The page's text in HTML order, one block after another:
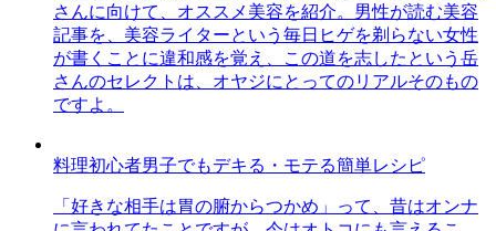
さんに向けて、オススメ美容を紹介。男性が読む美容
記事を、美容ライターという毎日ヒゲを剃らない女性
が書くことに違和感を覚え、この道を志したという岳
さんのセレクトは、オヤジにとってのリアルそのもの
ですよ。
料理初心者男子でもデキる・モテる簡単レシピ
「好きな相手は胃の腑からつかめ」って、昔はオンナ